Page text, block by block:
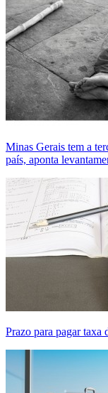
Minas Gerais tem a
país, aponta
Prazo para pagar taxa